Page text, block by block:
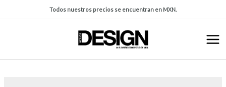
Todos nuestros precios se encuentran en MXN.